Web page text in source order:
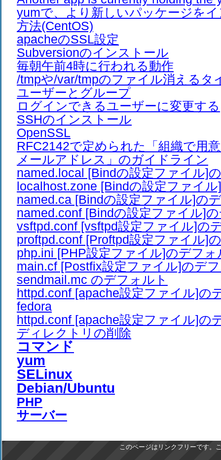
yumで、より新しいパッケージを
方法(CentOS)
apacheのSSL設定
Subversionのインストール
毎朝午前4時に行われる動作
/tmpや/var/tmpのファイル消えるタ
ユーザーとグループ
ログインできるユーザーに変更する
SSHのインストール
OpenSSL
RFC2142で定められた「組織で用
メールアドレス」のガイドライン
named.local [Bindの設定ファイル]
localhost.zone [Bindの設定ファイ
named.ca [Bindの設定ファイル]の
named.conf [Bindの設定ファイル]
vsftpd.conf [vsftpd設定ファイル]の
proftpd.conf [Proftpd設定ファイル]
php.ini [PHP設定ファイル]のデフォ
main.cf [Postfix設定ファイル]のデ
sendmail.mc のデフォルト
httpd.conf [apache設定ファイル]の
fedora
httpd.conf [apache設定ファイル]の
ディレクトリの削除
コマンド
yum
SELinux
Debian/Ubuntu
PHP
サーバー
このページはリンクフリーです。